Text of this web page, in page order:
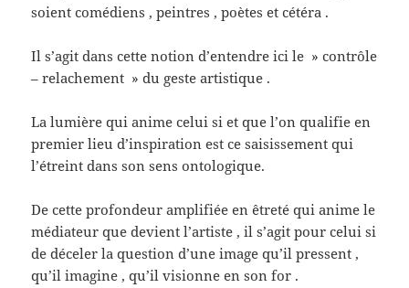
soient comédiens , peintres , poètes et cétéra .
Il s’agit dans cette notion d’entendre ici le » contrôle
– relachement » du geste artistique .
La lumière qui anime celui si et que l’on qualifie en
premier lieu d’inspiration est ce saisissement qui
l’étreint dans son sens ontologique.
De cette profondeur amplifiée en êtreté qui anime le
médiateur que devient l’artiste , il s’agit pour celui si
de déceler la question d’une image qu’il pressent ,
qu’il imagine , qu’il visionne en son for .